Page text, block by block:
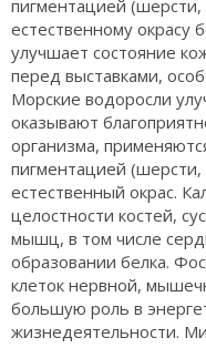
пигментацией (шерсти,
естественному окрасу
улучшает состояние
перед выставками,
Морские водоросли
оказывают
организма,
пигментацией (шерсти,
естественный окрас.
целостности костей,
мышц, в том числе
образовании белка.
клеток нервной,
большую роль в
жизнедеятельности.